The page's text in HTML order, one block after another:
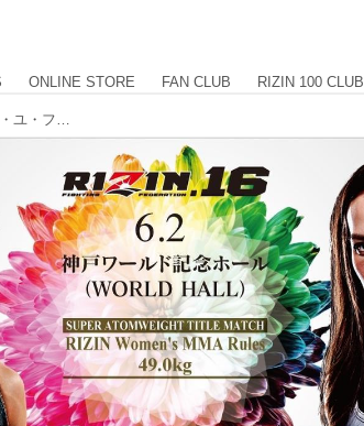
ONLINE STORE FAN CLUB RIZIN 100 CLUB